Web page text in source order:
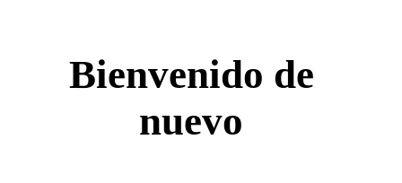
Bienvenido de
nuevo